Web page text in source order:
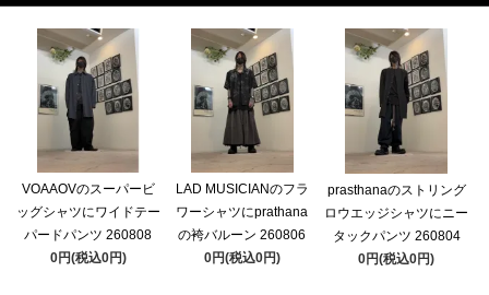
VOAAOVのスーパービ
ッグシャツにワイドテー
パードパンツ 260808
0円(税込0円)
LAD MUSICIANのフラ
ワーシャツにprathana
の袴バルーン 260806
0円(税込0円)
prasthanaのストリング
ロウエッジシャツにニー
タックパンツ 260804
0円(税込0円)